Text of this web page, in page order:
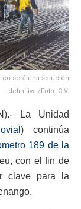
será una solución
definitiva./Foto: CIV.
La Unidad
) continúa
189 de la
con el fin de
clave para la